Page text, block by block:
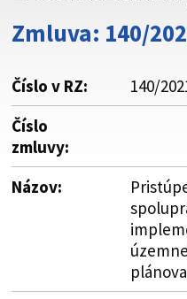
cez zabezpečenú webovú
vždy začína https:// pred
Zmluva: 140/
Číslo v RZ:
140/
Číslo
zmluvy:
Názov: